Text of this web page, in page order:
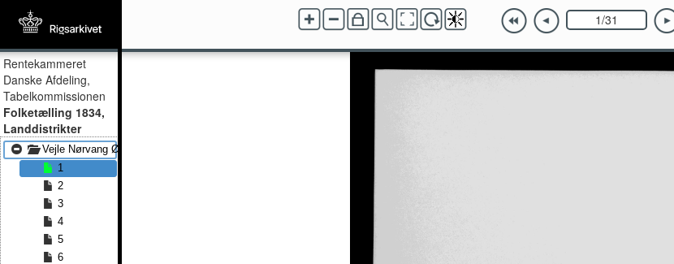
Rentekammeret
Danske Afdeling,
Tabelkommissionen
Folketælling 1834,
Landdistrikter
Vejle Nørvang Øster Snede
1
2
3
4
5
6